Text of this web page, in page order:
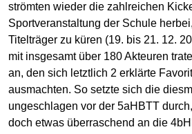
strömten wieder die zahlreichen
Sportveranstaltung der Schule
Titelträger zu küren (19. bis 21. 12.
mit insgesamt über 180 Akteuren
an, den sich letztlich 2 erklärte
ausmachten. So setzte sich die
ungeschlagen vor der 5aHBTT
doch etwas überraschend an die